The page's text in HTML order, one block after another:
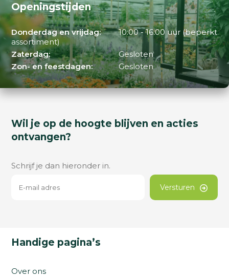
Openingstijden
Donderdag en vrijdag:
10:00 - 16:00 uur (beperkt
assortiment)
Zaterdag:
Gesloten
Zon- en feestdagen:
Gesloten
Wil je op de hoogte blijven en acties
ontvangen?
Schrijf je dan hieronder in.
Versturen
Handige pagina’s
Over ons